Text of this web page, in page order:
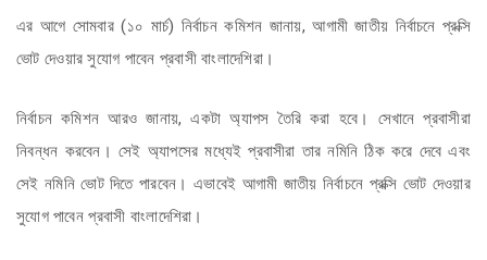
এর আগে সোমবার (১০ মার্চ) নির্বাচন কমিশন জানায়, আগামী জাতীয় নির্বাচনে প্রক্সি
ভোট দেওয়ার সুযোগ পাবেন প্রবাসী বাংলাদেশিরা।
নির্বাচন কমিশন আরও জানায়, একটা অ্যাপস তৈরি করা হবে। সেখানে প্রবাসীরা
নিবন্ধন করবেন। সেই অ্যাপসের মধ্যেই প্রবাসীরা তার নমিনি ঠিক করে দেবে এবং
সেই নমিনি ভোট দিতে পারবেন। এভাবেই আগামী জাতীয় নির্বাচনে প্রক্সি ভোট দেওয়ার
সুযোগ পাবেন প্রবাসী বাংলাদেশিরা।